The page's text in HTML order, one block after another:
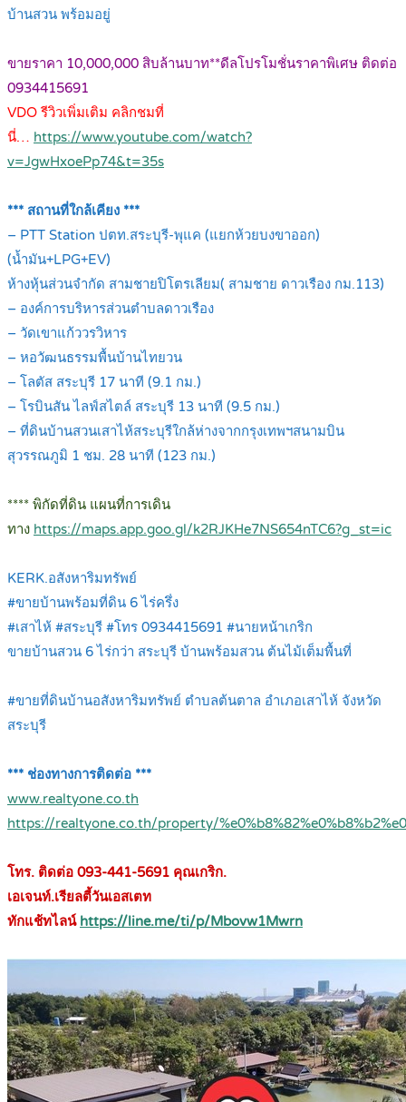
บ้านสวน พร้อมอยู่
ขายราคา 10,000,000 สิบล้านบาท**ดีลโปรโมชั่นราคาพิเศษ ติดต่อ
0934415691
VDO รีวิวเพิ่มเติม คลิกชมที่
นี่… https://www.youtube.com/watch?
v=JgwHxoePp74&t=35s
*** สถานที่ใกล้เคียง ***
– PTT Station ปตท.สระบุรี-พุแค (แยกห้วยบงขาออก)
(น้ำมัน+LPG+EV)
ห้างหุ้นส่วนจำกัด สามชายปิโตรเลียม( สามชาย ดาวเรือง กม.113)
– องค์การบริหารส่วนตำบลดาวเรือง
– วัดเขาแก้ววรวิหาร
– หอวัฒนธรรมพื้นบ้านไทยวน
– โลตัส สระบุรี 17 นาที (9.1 กม.)
– โรบินสัน ไลฟ์สไตล์ สระบุรี 13 นาที (9.5 กม.)
– ที่ดินบ้านสวนเสาไห้สระบุรีใกล้ห่างจากกรุงเทพฯสนามบิน
สุวรรณภูมิ 1 ชม. 28 นาที (123 กม.)
**** พิกัดที่ดิน แผนที่การเดิน
ทาง https://maps.app.goo.gl/k2RJKHe7NS654nTC6?g_st=ic
KERK.อสังหาริมทรัพย์
#ขายบ้านพร้อมที่ดิน 6 ไร่ครึ่ง
#เสาไห้ #สระบุรี #โทร 0934415691 #นายหน้าเกริก
ขายบ้านสวน 6 ไร่กว่า สระบุรี บ้านพร้อมสวน ต้นไม้เต็มพื้นที่
#ขายที่ดินบ้านอสังหาริมทรัพย์ ตำบลต้นตาล อำเภอเสาไห้ จังหวัด
สระบุรี
*** ช่องทางการติดต่อ ***
www.realtyone.co.th
https://realtyone.co.th/property/
โทร. ติดต่อ 093-441-5691 คุณเกริก.
เอเจนท์.เรียลตี้วันเอสเตท
ทักแช้ทไลน์ https://line.me/ti/p/Mbovw1Mwrn